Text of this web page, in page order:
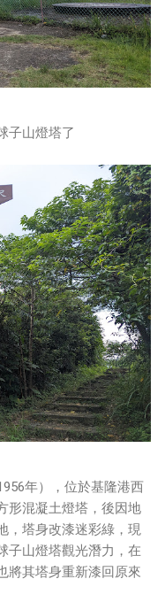
子山燈塔了
年），位於基隆港西
形混凝土燈塔，後因地
，塔身改漆迷彩綠，現
子山燈塔觀光潛力，在
將其塔身重新漆回原來